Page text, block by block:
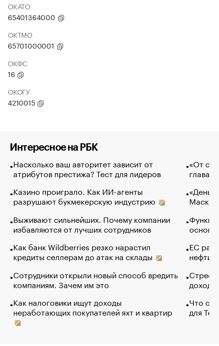
ОКАТО
65401364000
ОКТМО
65701000001
ОКФС
16
ОКОГУ
4210015
Интересное на РБК
Насколько ваш авторитет зависит от
атрибутов престижа? Тест для лидеров
Казино проиграло. Как ИИ-агенты
разрушают букмекерскую индустрию
Выживают сильнейших. Почему компании
избавляются от лучших сотрудников
Как банк Wildberries резко нарастил
кредиты селлерам до атак на склады
Сотрудники открыли новый способ вредить
компаниям. Зачем им это
Как налоговики ищут доходы
неработающих покупателей яхт и квартир
«От
глава
Маск в
основ
ЕС
нефти
Что
для